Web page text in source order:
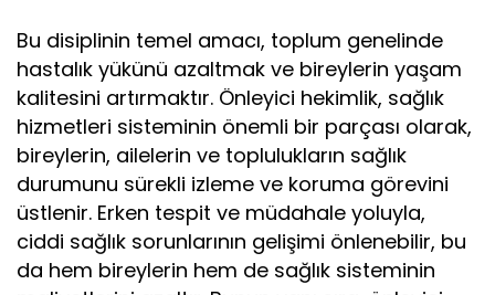
Bu disiplinin temel amacı, toplum genelinde
hastalık yükünü azaltmak ve bireylerin yaşam
kalitesini artırmaktır. Önleyici hekimlik, sağlık
hizmetleri sisteminin önemli bir parçası olarak,
bireylerin, ailelerin ve toplulukların sağlık
durumunu sürekli izleme ve koruma görevini
üstlenir. Erken tespit ve müdahale yoluyla,
ciddi sağlık sorunlarının gelişimi önlenebilir, bu
da hem bireylerin hem de sağlık sisteminin